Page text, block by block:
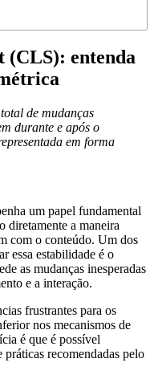
(CLS): entenda
de mudanças
durante e após o
em forma
um papel fundamental
diretamente a maneira
com o conteúdo. Um dos
essa estabilidade é o
as mudanças inesperadas
e a interação.
frustrantes para os
nos mecanismos de
é que é possível
recomendadas pelo